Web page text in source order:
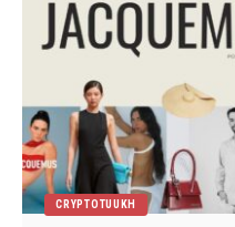
CRYPTOTUUKH